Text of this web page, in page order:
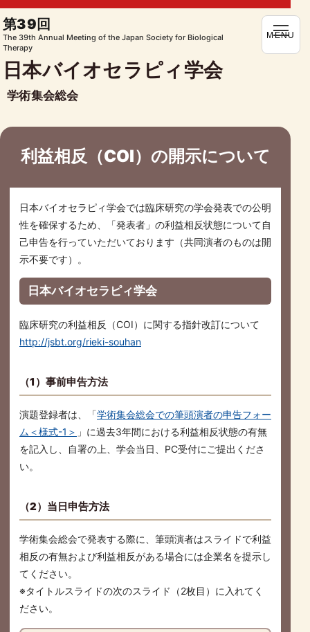
MENU
第39回
The 39th Annual Meeting of the Japan Society for Biological
Therapy
日本バイオセラピィ学会
学術集会総会
利益相反（COI）の開示について
日本バイオセラピィ学会では臨床研究の学会発表での公明
性を確保するため、「発表者」の利益相反状態について自
己申告を行っていただいております（共同演者のものは開
示不要です）。
日本バイオセラピィ学会
臨床研究の利益相反（COI）に関する指針改訂について
http://jsbt.org/rieki-souhan
（1）事前申告方法
演題登録者は、「学術集会総会での筆頭演者の申告フォー
ム＜様式-1＞ 」に過去3年間における利益相反状態の有無
を記入し、自署の上、学会当日、PC受付にご提出くださ
い。
（2）当日申告方法
学術集会総会で発表する際に、筆頭演者はスライドで利益
相反の有無および利益相反がある場合には企業名を提示し
てください。
※タイトルスライドの次のスライド（2枚目）に入れてく
ださい。